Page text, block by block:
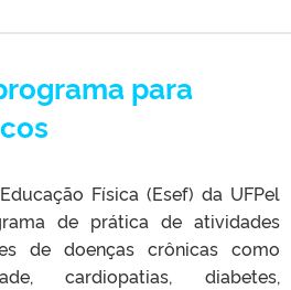
para
Física (Esef) da UFPel
de prática de atividades
de doenças crônicas como
cardiopatias, diabetes,